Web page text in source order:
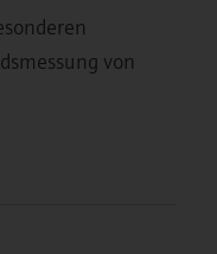
von